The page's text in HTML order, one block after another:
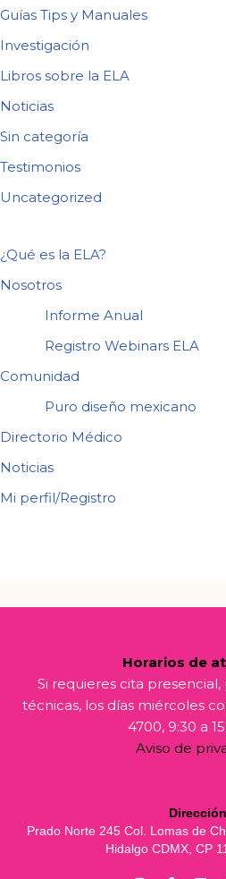
Guías Tips y Manuales
Investigación
Libros sobre la ELA
Noticias
Sin categoría
Testimonios
Uncategorized
¿Qué es la ELA?
Nosotros
Informe Anual
Registro Webinars ELA
Comunidad
Puro diseño mexicano
Directorio Médico
Noticias
Mi perfil/Registro
Horarios de
Si requieres cita
técnicas, los días miércoles
4700, 9:30 a
Aviso de
Prado Norte 245 Col. Lomas de
Hidalgo CDMX, CP